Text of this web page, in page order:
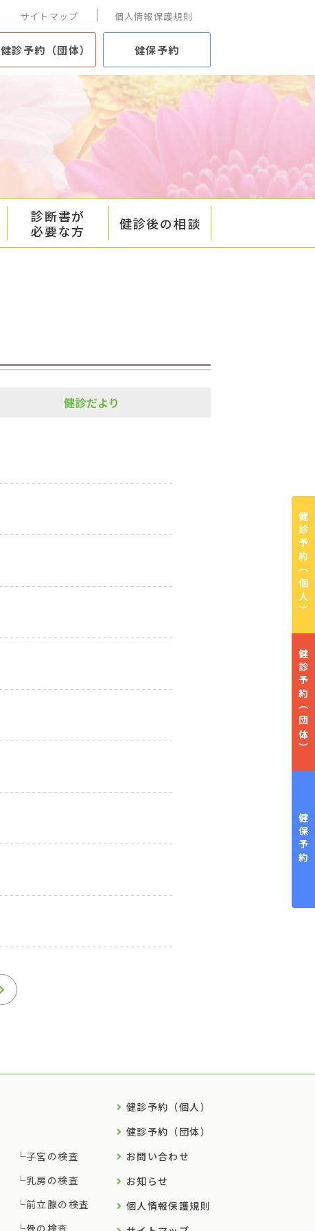
サイトマップ 個人情報保護規則
健診予約（団体） 健保予約
健診予約
（個人）
健診予約
（団体）
健保予約
診断書が
必要な方
健診後の相談
健診だより
子宮の検査
乳房の検査
前立腺の検査
骨の検査
健診予約（個人）
健診予約（団体）
お問い合わせ
お知らせ
個人情報保護規則